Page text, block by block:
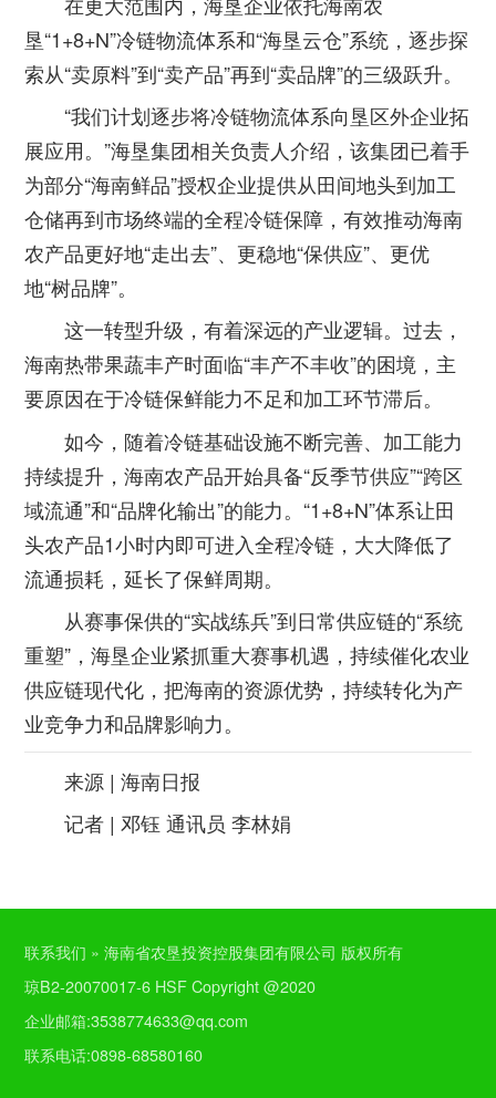
垦“1+8+N”冷链物流体系和“海垦云仓”系统，逐步探
索从“卖原料”到“卖产品”再到“卖品牌”的三级跃升。
“我们计划逐步将冷链物流体系向垦区外企业拓
展应用。”海垦集团相关负责人介绍，该集团已着手
为部分“海南鲜品”授权企业提供从田间地头到加工
仓储再到市场终端的全程冷链保障，有效推动海南
农产品更好地“走出去”、更稳地“保供应”、更优
地“树品牌”。
这一转型升级，有着深远的产业逻辑。过去，
海南热带果蔬丰产时面临“丰产不丰收”的困境，主
要原因在于冷链保鲜能力不足和加工环节滞后。
如今，随着冷链基础设施不断完善、加工能力
持续提升，海南农产品开始具备“反季节供应”“跨区
域流通”和“品牌化输出”的能力。“1+8+N”体系让田
头农产品1小时内即可进入全程冷链，大大降低了
流通损耗，延长了保鲜周期。
从赛事保供的“实战练兵”到日常供应链的“系统
重塑”，海垦企业紧抓重大赛事机遇，持续催化农业
供应链现代化，把海南的资源优势，持续转化为产
业竞争力和品牌影响力。
来源 | 海南日报
记者 | 邓钰 通讯员 李林娟
联系我们 » 海南省农垦投资控股集团有限公司 版权所有
琼B2-20070017-6 HSF Copyright @2020
企业邮箱:3538774633@qq.com
联系电话:0898-68580160